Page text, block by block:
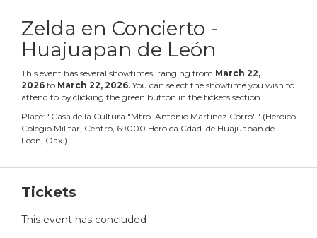
Zelda en Concierto -
Huajuapan de León
This event has several showtimes, ranging from March 22,
2026 to March 22, 2026. You can select the showtime you wish to
attend to by clicking the green button in the tickets section.
Place: "Casa de la Cultura "Mtro. Antonio Martínez Corro" " (Heroico
Colegio Militar, Centro, 69000 Heroica Cdad. de Huajuapan de
León, Oax.)
Tickets
This event has concluded